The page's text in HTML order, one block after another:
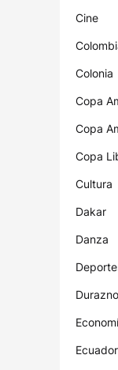
Cine
Colonia
Copa
Copa
Copa
Cultura
Dakar
Danza
Durazno
Ecuador